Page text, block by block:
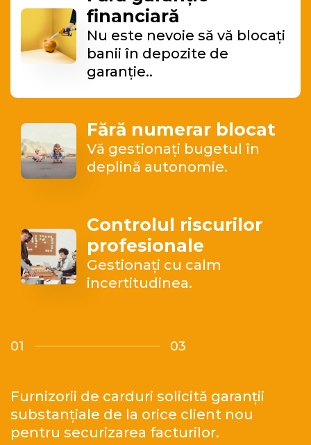
financiară
Nu este nevoie să vă blocați
banii în depozite de
garanție..
Fără numerar blocat
Vă gestionați bugetul în
deplină autonomie.
Controlul riscurilor
profesionale
Gestionați cu calm
incertitudinea.
01 03
Furnizorii de carduri solicită garanții
substanțiale de la orice client nou
pentru securizarea facturilor.